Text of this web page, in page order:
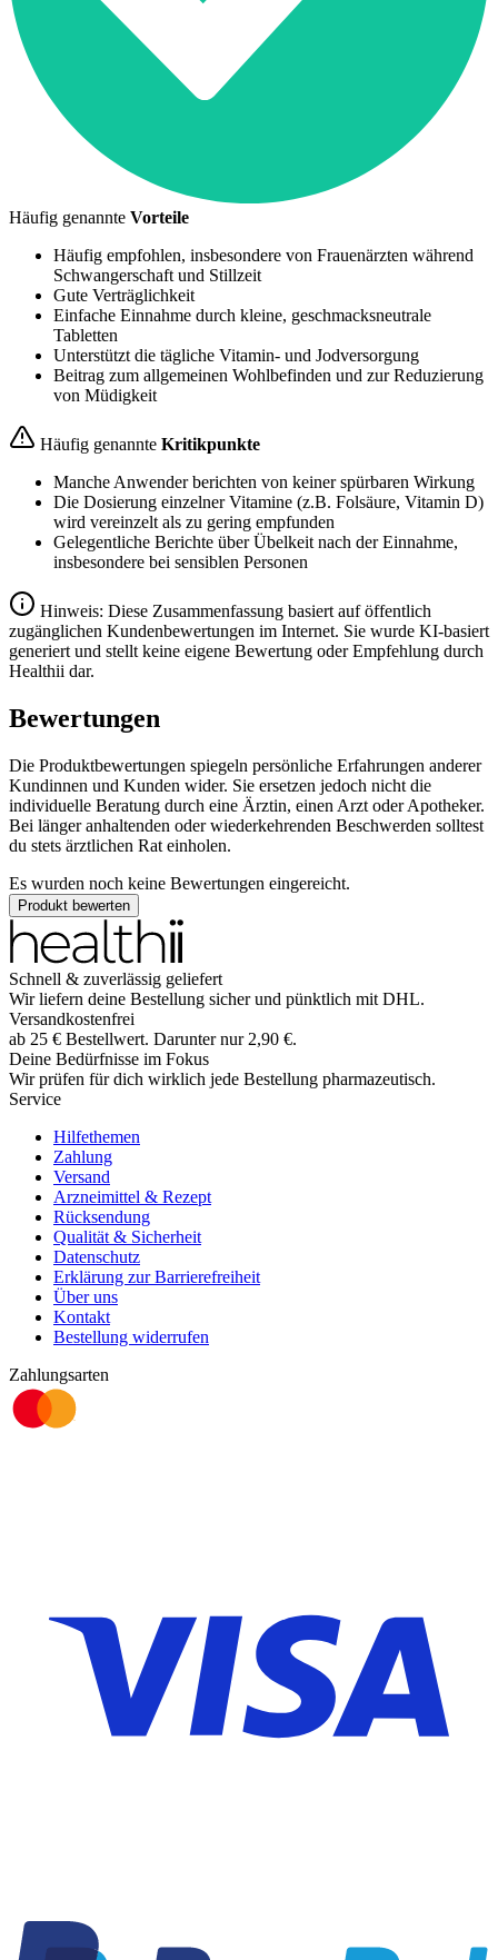
Häufig genannte Vorteile
Häufig empfohlen, insbesondere von Frauenärzten während
Schwangerschaft und Stillzeit
Gute Verträglichkeit
Einfache Einnahme durch kleine, geschmacksneutrale
Tabletten
Unterstützt die tägliche Vitamin- und Jodversorgung
Beitrag zum allgemeinen Wohlbefinden und zur Reduzierung
von Müdigkeit
Häufig genannte Kritikpunkte
Manche Anwender berichten von keiner spürbaren Wirkung
Die Dosierung einzelner Vitamine (z.B. Folsäure, Vitamin D)
wird vereinzelt als zu gering empfunden
Gelegentliche Berichte über Übelkeit nach der Einnahme,
insbesondere bei sensiblen Personen
Hinweis: Diese Zusammenfassung basiert auf öffentlich
zugänglichen Kundenbewertungen im Internet. Sie wurde KI-basiert
generiert und stellt keine eigene Bewertung oder Empfehlung durch
Healthii dar.
Bewertungen
Die Produktbewertungen spiegeln persönliche Erfahrungen anderer
Kundinnen und Kunden wider. Sie ersetzen jedoch nicht die
individuelle Beratung durch eine Ärztin, einen Arzt oder Apotheker.
Bei länger anhaltenden oder wiederkehrenden Beschwerden solltest
du stets ärztlichen Rat einholen.
Es wurden noch keine Bewertungen eingereicht.
Produkt bewerten
Schnell & zuverlässig geliefert
Wir liefern deine Bestellung sicher und pünktlich mit DHL.
Versandkostenfrei
ab 25 € Bestellwert. Darunter nur 2,90 €.
Deine Bedürfnisse im Fokus
Wir prüfen für dich wirklich jede Bestellung pharmazeutisch.
Service
Hilfethemen
Zahlung
Versand
Arzneimittel & Rezept
Rücksendung
Qualität & Sicherheit
Datenschutz
Erklärung zur Barrierefreiheit
Über uns
Kontakt
Bestellung widerrufen
Zahlungsarten